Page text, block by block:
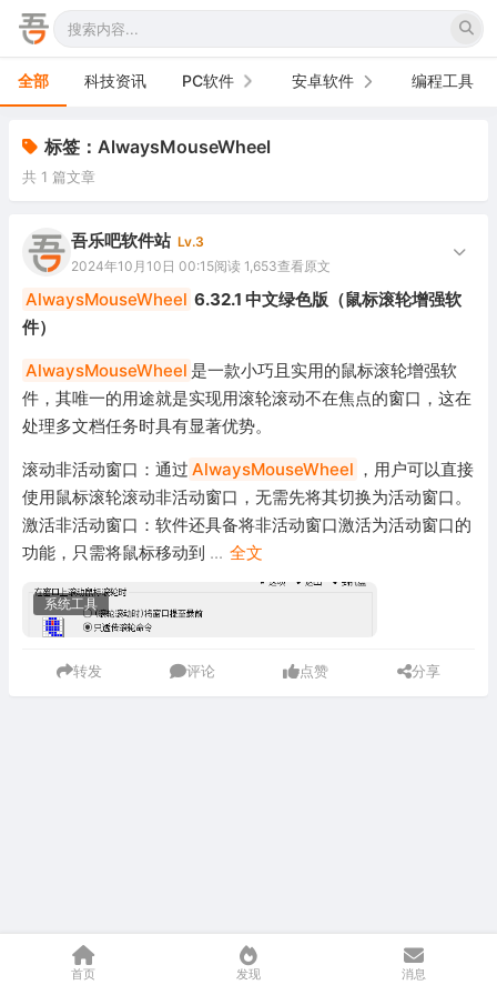
首页 发现 消息
全部 科技资讯 PC软件
办公软件
网络软件
图形图像
游戏娱乐
安全防御
系统下载
系统工具
安卓软件
手机软件
电视软件
车机软件
编程工具
标签：AlwaysMouseWheel
共 1 篇文章
吾乐吧软件站 Lv.3
2024年10月10日 00:15阅读 1,653查看原文
AlwaysMouseWheel 6.32.1 中文绿色版（鼠标滚轮增强软
件）
AlwaysMouseWheel 是一款小巧且实用的鼠标滚轮增强软
件，其唯一的用途就是实现用滚轮滚动不在焦点的窗口，这在
处理多文档任务时具有显著优势。
滚动非活动窗口：通过 AlwaysMouseWheel ，用户可以直接
使用鼠标滚轮滚动非活动窗口，无需先将其切换为活动窗口。
激活非活动窗口：软件还具备将非活动窗口激活为活动窗口的
功能，只需将鼠标移动到 ... 全文
系统工具
转发 评论 点赞 分享